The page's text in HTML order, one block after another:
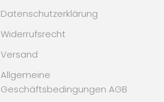
Datenschutzerklärung
Widerrufsrecht
Versand
Allgemeine
Geschäftsbedingungen AGB